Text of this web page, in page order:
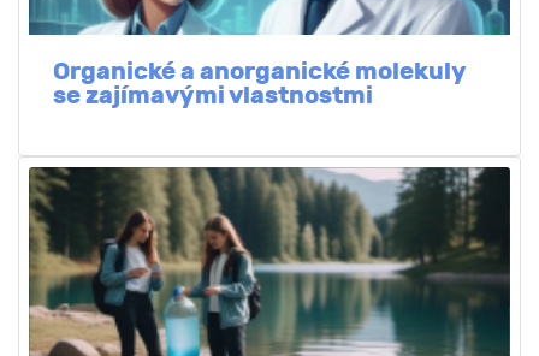
Organické a anorganické molekuly
se zajímavými vlastnostmi